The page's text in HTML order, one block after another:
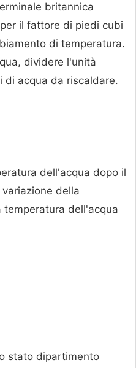
britannica
il fattore di piedi cubi
di temperatura.
dividere l'unità
di acqua da riscaldare.
dell'acqua dopo il
della
dell'acqua
stato dipartimento